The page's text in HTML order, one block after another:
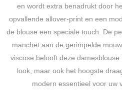
en wordt extra benadrukt door
opvallende allover-print en een
de blouse een speciale touch. De
manchet aan de gerimpelde
viscose belooft deze
look, maar ook het hoogste
modern essentieel voor uw